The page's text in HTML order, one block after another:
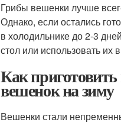
Грибы вешенки лучше
Однако, если остались
в холодильнике до 2-3
стол или использовать их
Как
вешенок на зиму
Вешенки стали